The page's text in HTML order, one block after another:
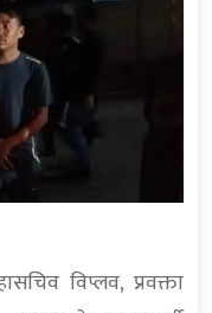
विप्लव, प्रवक्ता